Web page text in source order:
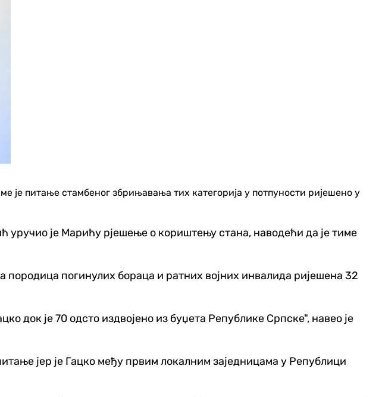
је питање стамбеног збрињавања тих категорија у потпуности ријешено у
је Марићу рјешење о кориштењу стана, наводећи да је тиме
породица погинулих бораца и ратних војних инвалида ријешена 32
док је 70 одсто издвојено из буџета Републике Српске", навео је
јер је Гацко међу првим локалним заједницама у Републици